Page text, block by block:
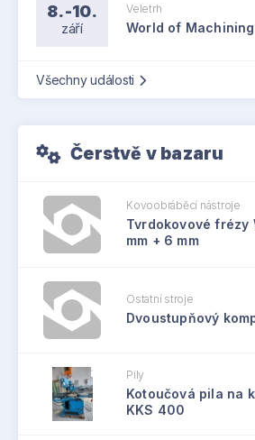
8.-10.
září
Veletrh
World of Machining
Všechny události
Čerstvě v bazaru
Kovoobráběcí nástroje
Tvrdokovové frézy
mm + 6 mm
Ostatní stroje
Dvoustupňový
Pily
Kotoučová pila na
KKS 400